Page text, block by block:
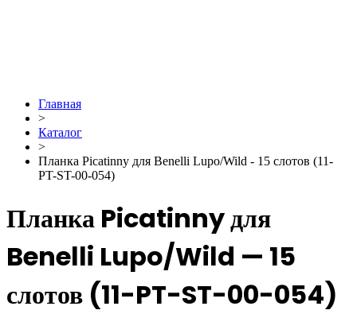
Главная
>
Каталог
>
Планка Picatinny для Benelli Lupo/Wild - 15 слотов (11-
PT-ST-00-054)
Планка Picatinny для
Benelli Lupo/Wild — 15
слотов (11-PT-ST-00-054)